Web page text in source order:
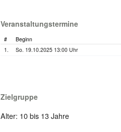
Veranstaltungstermine
# Beginn
1.
So. 19.10.2025 13:00 Uhr
Zielgruppe
Alter: 10 bis 13 Jahre